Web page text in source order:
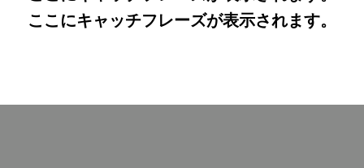
ここにキャッチフレーズが表示されます。